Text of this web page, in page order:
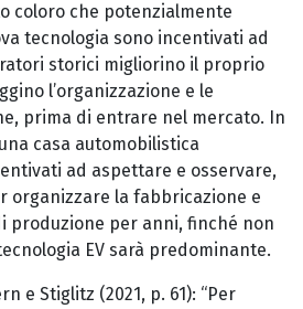
coloro che potenzialmente
tecnologia sono incentivati ad
storici migliorino il proprio
l’organizzazione e le
prima di entrare nel mercato. In
casa automobilistica
ad aspettare e osservare,
organizzare la fabbricazione e
produzione per anni, finché non
EV sarà predominante.
e Stiglitz (2021, p. 61): “Per